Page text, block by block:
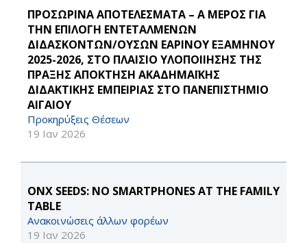
ΠΡΟΣΩΡΙΝΑ ΑΠΟΤΕΛΕΣΜΑΤΑ – Α ΜΕΡΟΣ ΓΙΑ
ΤΗΝ ΕΠΙΛΟΓΗ ΕΝΤΕΤΑΛΜΕΝΩΝ
ΔΙΔΑΣΚΟΝΤΩΝ/ΟΥΣΩΝ ΕΑΡΙΝΟΥ ΕΞΑΜΗΝΟΥ
2025-2026, ΣΤΟ ΠΛΑΙΣΙΟ ΥΛΟΠΟΙΙΗΣΗΣ ΤΗΣ
ΠΡΑΞΗΣ ΑΠΟΚΤΗΣΗ ΑΚΑΔΗΜΑΪΚΗΣ
ΔΙΔΑΚΤΙΚΗΣ ΕΜΠΕΙΡΙΑΣ ΣΤΟ ΠΑΝΕΠΙΣΤΗΜΙΟ
ΑΙΓΑΙΟΥ
Προκηρύξεις Θέσεων
19 Ιαν 2026
ONX SEEDS: NO SMARTPHONES AT THE FAMILY
TABLE
Ανακοινώσεις άλλων φορέων
19 Ιαν 2026